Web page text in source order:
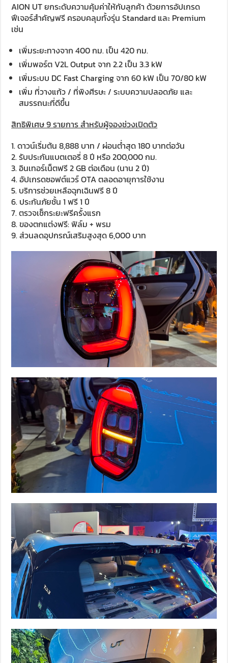
AION UT ยกระดับความคุ้มค่าให้กับลูกค้า ด้วยการอัปเกรด
ฟีเจอร์สำคัญฟรี ครอบคลุมทั้งรุ่น Standard และ Premium
เช่น
เพิ่มระยะทางจาก 400 กม. เป็น 420 กม.
เพิ่มพอร์ต V2L Output จาก 2.2 เป็น 3.3 kW
เพิ่มระบบ DC Fast Charging จาก 60 kW เป็น 70/80 kW
เพิ่ม ที่วางแก้ว / ที่พิงศีรษะ / ระบบความปลอดภัย และ
สมรรถนะที่ดีขึ้น
สิทธิพิเศษ 9 รายการ สำหรับผู้จองช่วงเปิดตัว
1. ดาวน์เริ่มต้น 8,888 บาท / ผ่อนต่ำสุด 180 บาทต่อวัน
2. รับประกันแบตเตอรี่ 8 ปี หรือ 200,000 กม.
3. อินเทอร์เน็ตฟรี 2 GB ต่อเดือน (นาน 2 ปี)
4. อัปเกรดซอฟต์แวร์ OTA ตลอดอายุการใช้งาน
5. บริการช่วยเหลือฉุกเฉินฟรี 8 ปี
6. ประกันภัยชั้น 1 ฟรี 1 ปี
7. ตรวจเช็กระยะฟรีครั้งแรก
8. ของตกแต่งฟรี: ฟิล์ม + พรม
9. ส่วนลดอุปกรณ์เสริมสูงสุด 6,000 บาท